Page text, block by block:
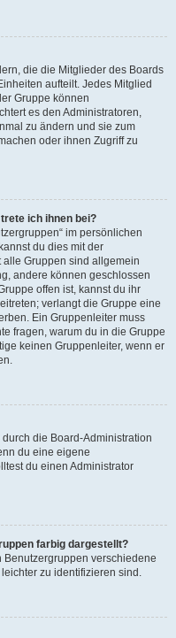
die die Mitglieder des Boards
aufteilt. Jedes Mitglied
Gruppe können
es den Administratoren,
zu ändern und sie zum
oder ihnen Zugriff zu
ich ihnen bei?
im persönlichen
du dies mit der
Gruppen sind allgemein
andere können geschlossen
offen ist, kannst du ihr
verlangt die Gruppe eine
Ein Gruppenleiter muss
fragen, warum du in die Gruppe
keinen Gruppenleiter, wenn er
die Board-Administration
du eine eigene
du einen Administrator
farbig dargestellt?
Benutzergruppen verschiedene
zu identifizieren sind.